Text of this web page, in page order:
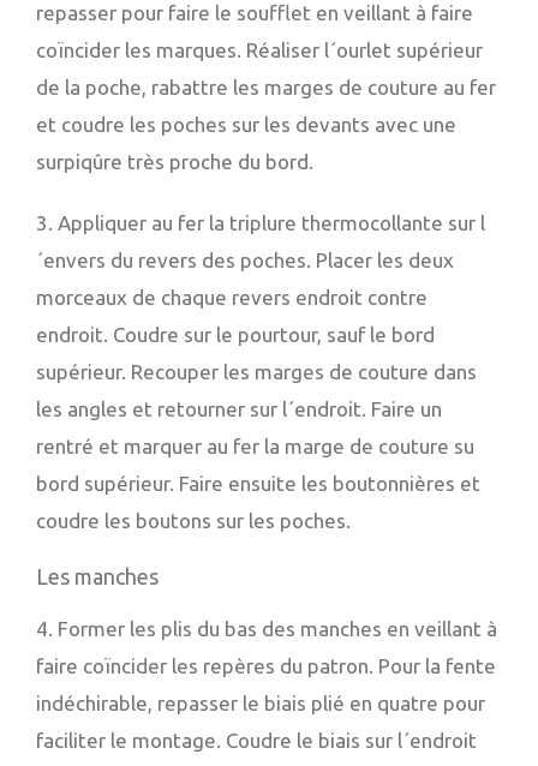
repasser pour faire le soufflet en veillant à faire
coïncider les marques. Réaliser l´ourlet supérieur
de la poche, rabattre les marges de couture au fer
et coudre les poches sur les devants avec une
surpiqûre très proche du bord.
3. Appliquer au fer la triplure thermocollante sur l
´envers du revers des poches. Placer les deux
morceaux de chaque revers endroit contre
endroit. Coudre sur le pourtour, sauf le bord
supérieur. Recouper les marges de couture dans
les angles et retourner sur l´endroit. Faire un
rentré et marquer au fer la marge de couture su
bord supérieur. Faire ensuite les boutonnières et
coudre les boutons sur les poches.
Les manches
4. Former les plis du bas des manches en veillant à
faire coïncider les repères du patron. Pour la fente
indéchirable, repasser le biais plié en quatre pour
faciliter le montage. Coudre le biais sur l´endroit